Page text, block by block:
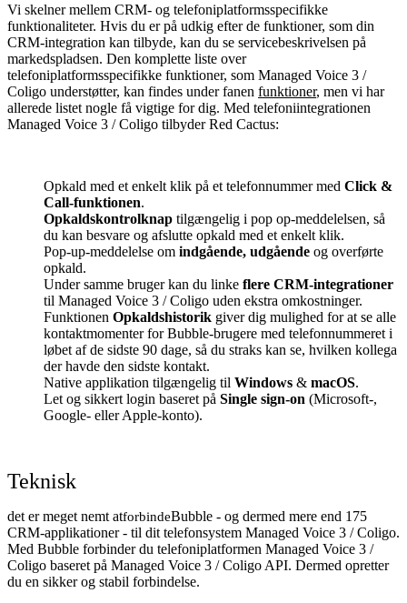
Vi skelner mellem CRM- og telefoniplatformsspecifikke
funktionaliteter. Hvis du er på udkig efter de funktioner, som din
CRM-integration kan tilbyde, kan du se servicebeskrivelsen på
markedspladsen. Den komplette liste over
telefoniplatformsspecifikke funktioner, som Managed Voice 3 /
Coligo understøtter, kan findes under fanen funktioner, men vi har
allerede listet nogle få vigtige for dig. Med telefoniintegrationen
Managed Voice 3 / Coligo tilbyder Red Cactus:
Opkald med et enkelt klik på et telefonnummer med Click &
Call-funktionen.
Opkaldskontrolknap tilgængelig i pop op-meddelelsen, så
du kan besvare og afslutte opkald med et enkelt klik.
Pop-up-meddelelse om indgående, udgående og overførte
opkald.
Under samme bruger kan du linke flere CRM-integrationer
til Managed Voice 3 / Coligo uden ekstra omkostninger.
Funktionen Opkaldshistorik giver dig mulighed for at se alle
kontaktmomenter for Bubble-brugere med telefonnummeret i
løbet af de sidste 90 dage, så du straks kan se, hvilken kollega
der havde den sidste kontakt.
Native applikation tilgængelig til Windows & macOS.
Let og sikkert login baseret på Single sign-on (Microsoft-,
Google- eller Apple-konto).
Teknisk
det er meget nemt atforbindeBubble - og dermed mere end 175
CRM-applikationer - til dit telefonsystem Managed Voice 3 / Coligo.
Med Bubble forbinder du telefoniplatformen Managed Voice 3 /
Coligo baseret på Managed Voice 3 / Coligo API. Dermed opretter
du en sikker og stabil forbindelse.